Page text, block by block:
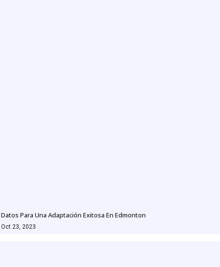
Datos Para Una Adaptación Exitosa En Edmonton
Oct 23, 2023